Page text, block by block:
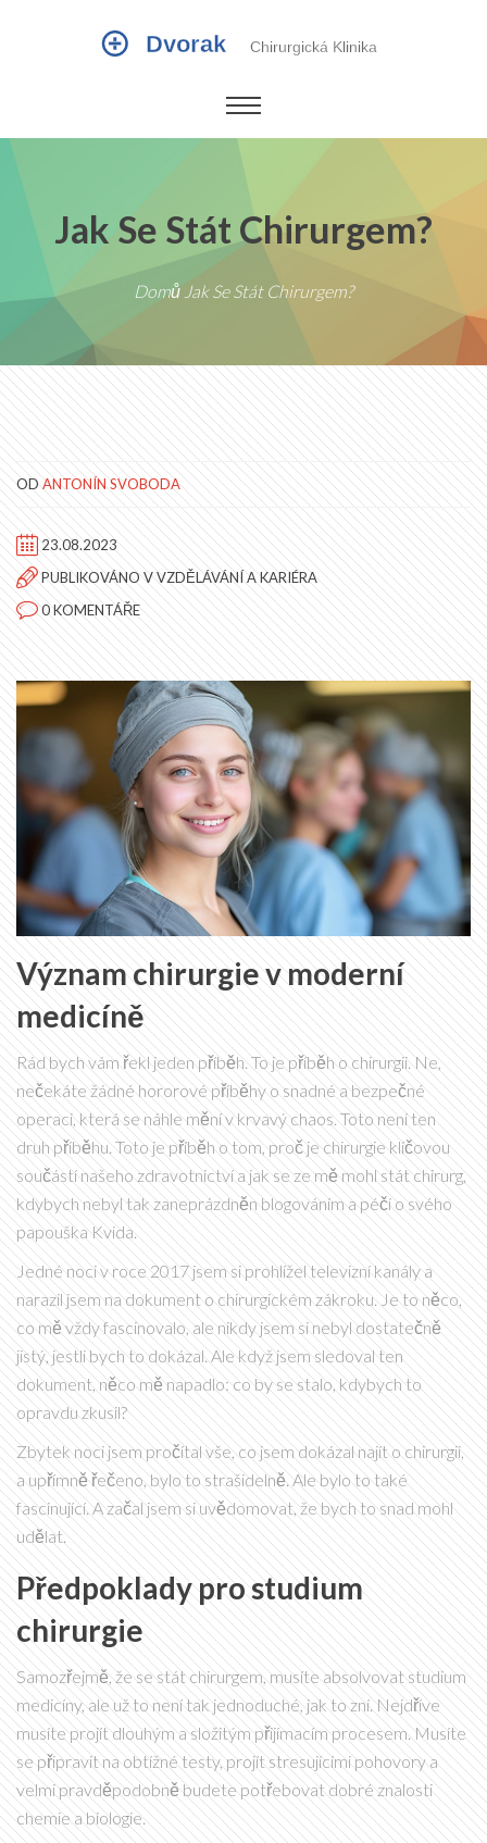
Jak Se Stát Chirurgem?
Domů Jak Se Stát Chirurgem?
ODANTONÍN SVOBODA
23.08.2023
PUBLIKOVÁNO VVZDĚLÁVÁNÍ A KARIÉRA
0 KOMENTÁŘE
Význam chirurgie v moderní
medicíně
Rád bych vám řekl jeden příběh. To je příběh o chirurgii. Ne,
nečekáte žádné hororové příběhy o snadné a bezpečné
operaci, která se náhle mění v krvavý chaos. Toto není ten
druh příběhu. Toto je příběh o tom, proč je chirurgie klíčovou
součástí našeho zdravotnictví a jak se ze mě mohl stát chirurg,
kdybych nebyl tak zaneprázdněn blogováním a péčí o svého
papouška Kvida.
Jedné noci v roce 2017 jsem si prohlížel televizní kanály a
narazil jsem na dokument o chirurgickém zákroku. Je to něco,
co mě vždy fascinovalo, ale nikdy jsem si nebyl dostatečně
jistý, jestli bych to dokázal. Ale když jsem sledoval ten
dokument, něco mě napadlo: co by se stalo, kdybych to
opravdu zkusil?
Zbytek noci jsem pročítal vše, co jsem dokázal najít o chirurgii,
a upřímně řečeno, bylo to strašidelně. Ale bylo to také
fascinující. A začal jsem si uvědomovat, že bych to snad mohl
udělat.
Předpoklady pro studium
chirurgie
Samozřejmě, že se stát chirurgem, musíte absolvovat studium
medicíny, ale už to není tak jednoduché, jak to zní. Nejdříve
musíte projít dlouhým a složitým přijímacím procesem. Musíte
se připravit na obtížné testy, projít stresujícími pohovory a
velmi pravděpodobně budete potřebovat dobré znalosti
chemie a biologie.